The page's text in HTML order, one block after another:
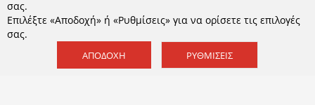
σας.
Επιλέξτε «Αποδοχή» ή «Ρυθμίσεις» για να ορίσετε τις επιλογές
σας.
ΑΠΟΔΟΧΉ ΡΥΘΜΊΣΕΙΣ